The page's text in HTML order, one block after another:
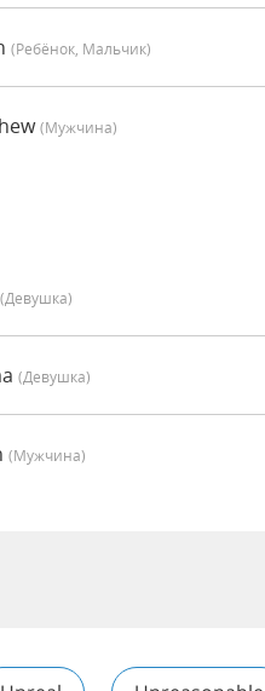
(Ребёнок, Мальчик)
(мужчина)
(девушка)
(девушка)
(мужчина)